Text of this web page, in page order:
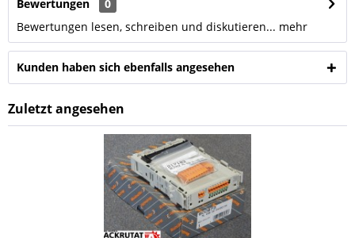
Bewertungen
0
Bewertungen lesen, schreiben und diskutieren... mehr
Kunden haben sich ebenfalls angesehen
Zuletzt angesehen